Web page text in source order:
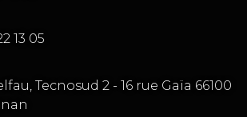
13 05
Tecnosud 2 - 16 rue Gaïa 66100